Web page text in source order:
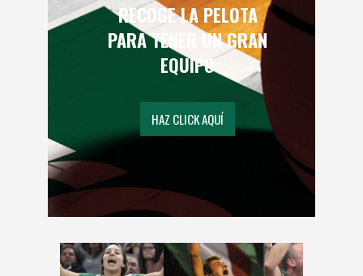
RECOGE LA PELOTA
PARA TENER UN GRAN
EQUIPO
HAZ CLICK AQUÍ